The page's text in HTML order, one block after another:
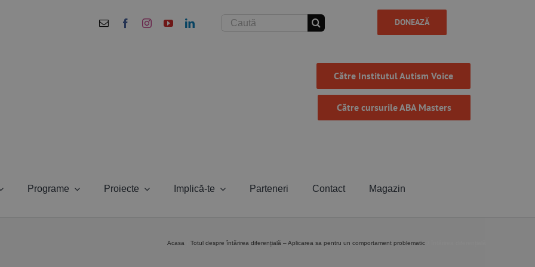
Cautare... DONEAZĂ
Către Institutul Autism Voice
Către cursurile ABA Masters
Programe Proiecte Implică-te Parteneri Contact Magazin
Acasa Totul despre întărirea diferențială – Aplicarea sa pentru un comportament problematic